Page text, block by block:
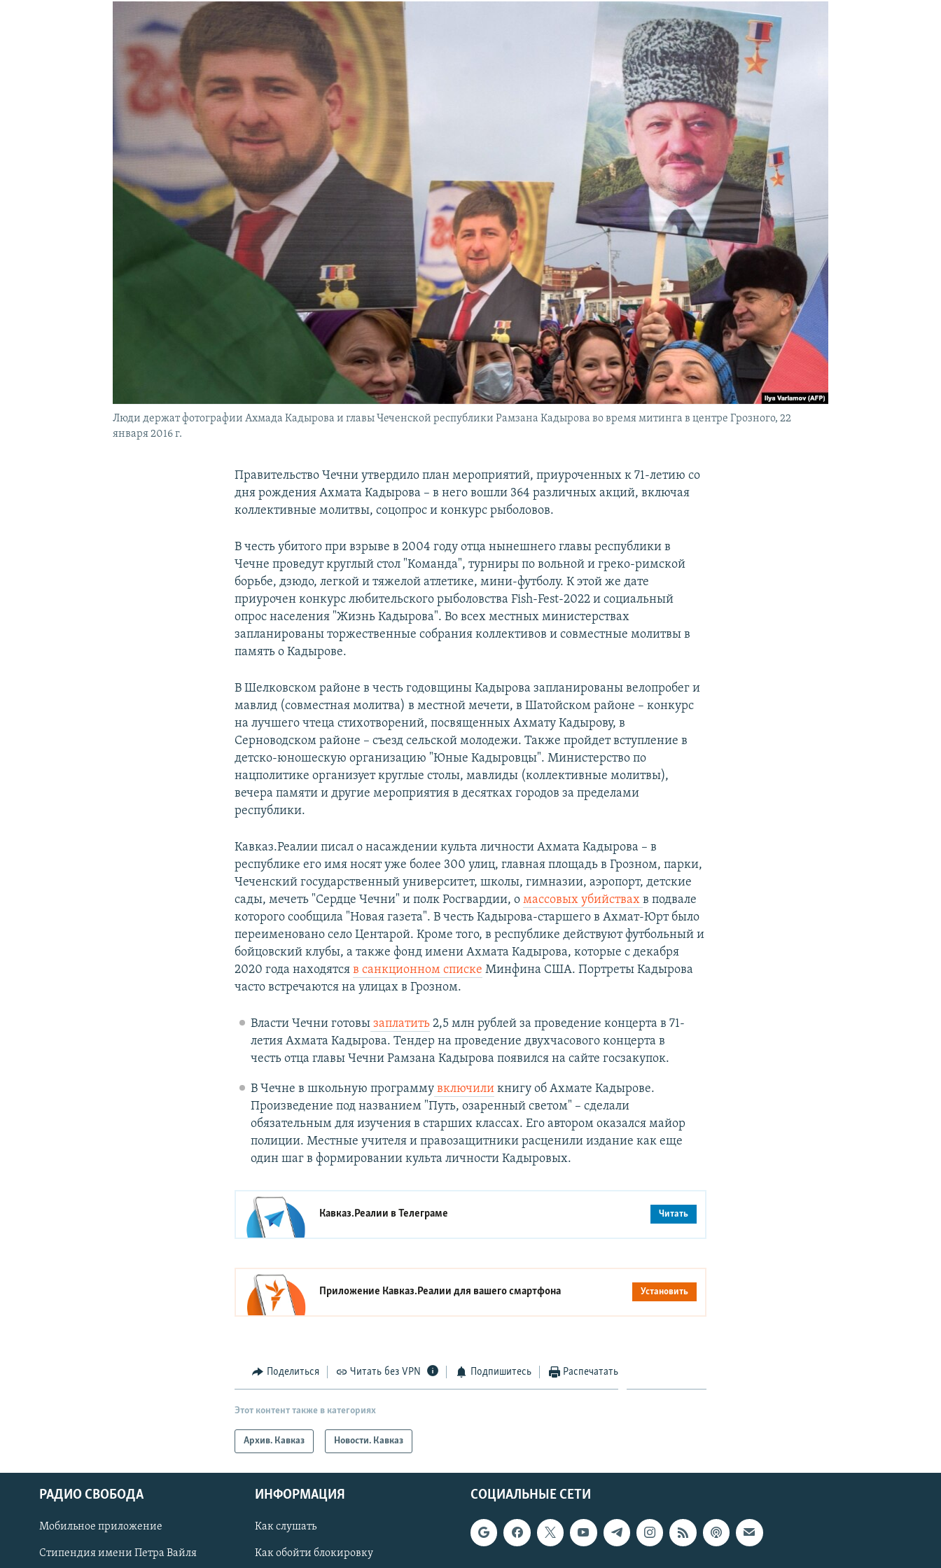
ПОДПИШИТЕСЬ НА РАССЫЛКУ
СОЦИАЛЬНЫЕ СЕТИ
Люди держат фотографии Ахмада Кадырова и главы Чеченской республики Рамзана Кадырова во время митинга в центре Грозного, 22
января 2016 г.
Правительство Чечни утвердило план мероприятий, приуроченных к 71-летию со
дня рождения Ахмата Кадырова – в него вошли 364 различных акций, включая
коллективные молитвы, соцопрос и конкурс рыболовов.
В честь убитого при взрыве в 2004 году отца нынешнего главы республики в
Чечне проведут круглый стол "Команда", турниры по вольной и греко-римской
борьбе, дзюдо, легкой и тяжелой атлетике, мини-футболу. К этой же дате
приурочен конкурс любительского рыболовства Fish-Fest-2022 и социальный
опрос населения "Жизнь Кадырова". Во всех местных министерствах
запланированы торжественные собрания коллективов и совместные молитвы в
память о Кадырове.
В Шелковском районе в честь годовщины Кадырова запланированы велопробег и
мавлид (совместная молитва) в местной мечети, в Шатойском районе – конкурс
на лучшего чтеца стихотворений, посвященных Ахмату Кадырову, в
Серноводском районе – съезд сельской молодежи. Также пройдет вступление в
детско-юношескую организацию "Юные Кадыровцы". Министерство по
нацполитике организует круглые столы, мавлиды (коллективные молитвы),
вечера памяти и другие мероприятия в десятках городов за пределами
республики.
Кавказ.Реалии писал о насаждении культа личности Ахмата Кадырова – в
республике его имя носят уже более 300 улиц, главная площадь в Грозном, парки,
Чеченский государственный университет, школы, гимназии, аэропорт, детские
сады, мечеть "Сердце Чечни" и полк Росгвардии, омассовых убийствахв подвале
которого сообщила "Новая газета". В честь Кадырова-старшего в Ахмат-Юрт было
переименовано село Центарой. Кроме того, в республике действуют футбольный и
бойцовский клубы, а также фонд имени Ахмата Кадырова, которые с декабря
2020 года находятсяв санкционном списке Минфина США. Портреты Кадырова
часто встречаются на улицах в Грозном.
Власти Чечни готовызаплатить2,5 млн рублей за проведение концерта в 71-
летия Ахмата Кадырова. Тендер на проведение двухчасового концерта в
честь отца главы Чечни Рамзана Кадырова появился на сайте госзакупок.
В Чечне в школьную программувключиликнигу об Ахмате Кадырове.
Произведение под названием "Путь, озаренный светом" – сделали
обязательным для изучения в старших классах. Его автором оказался майор
полиции. Местные учителя и правозащитники расценили издание как еще
один шаг в формировании культа личности Кадыровых.
Кавказ.Реалии вТелеграме Читать
Приложение Кавказ.Реалии для вашего смартфона Установить
Поделиться Читать без VPN Подпишитесь Распечатать
Этот контент также в категориях
Архив. Кавказ Новости. Кавказ
СОЦИАЛЬНЫЕ СЕТИ
РАДИО СВОБОДА
Мобильное приложение
Стипендия имени Петра Вайля
ИНФОРМАЦИЯ
Как слушать
Как обойти блокировку